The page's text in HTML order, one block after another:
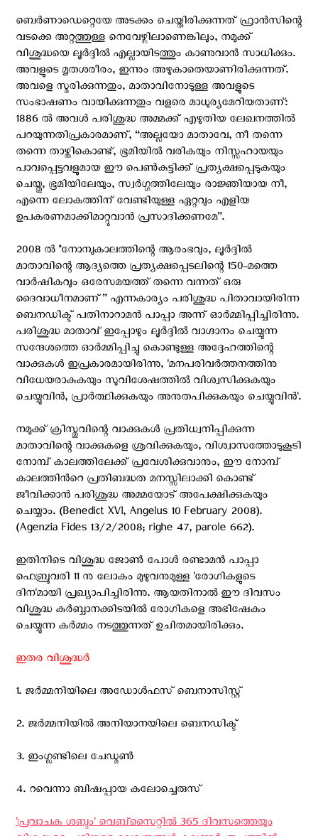
ബെര്‍ണാഡെറ്റെയേ അടക്കം ചെയ്തിരിക്കുന്നത് ഫ്രാന്‍സിന്റെ
വടക്കെ അറ്റത്തുള്ള നെവേഴ്സിലാണെങ്കിലും, നമുക്ക്‌
വിശുദ്ധയെ ലൂര്‍ദ്ദില്‍ എല്ലായിടത്തും കാണുവാന്‍ സാധിക്കും.
അവളുടെ മൃതശരീരം, ഇന്നും അഴുകാതെയാണിരിക്കുന്നത്.
അവളെ സ്മരിക്കുന്നതും, മാതാവിനോടുള്ള അവളുടെ
സംഭാഷണം വായിക്കുന്നതും വളരെ മാധുര്യമേറിയതാണ്:
1886 ല്‍ അവള്‍ പരിശുദ്ധ അമ്മക്ക് എഴുതിയ ലേഖനത്തില്‍
പറയുന്നതിപ്രകാരമാണ്, “അല്ലയോ മാതാവേ, നീ തന്നെ
തന്നെ താഴ്ത്തികൊണ്ട്, ഭൂമിയില്‍ വരികയും നിസ്സഹായയും
പാവപ്പെട്ടവളുമായ ഈ പെണ്‍കുട്ടിക്ക്‌ പ്രത്യക്ഷപ്പെടുകയും
ചെയ്തു, ഭൂമിയിലേയും, സ്വര്‍ഗ്ഗത്തിലേയും രാജ്ഞിയായ നീ,
എന്നെ ലോകത്തിന് വേണ്ടിയുള്ള ഏറ്റവും എളിയ
ഉപകരണമാക്കിമാറ്റുവാന്‍ പ്രസാദിക്കണമേ”.
2008 ല്‍ "നോമ്പുകാലത്തിന്റെ ആരംഭവും, ലൂര്‍ദ്ദില്‍
മാതാവിന്റെ ആദ്യത്തെ പ്രത്യക്ഷപ്പെടലിന്റെ 150-മത്തെ
വാര്‍ഷികവും ഒരേസമയത്ത് തന്നെ വന്നത് ഒരു
ദൈവാധീനമാണ്” എന്നകാര്യം പരിശുദ്ധ പിതാവായിരിന്ന
ബെനഡിക്ട് പതിനാറാമന്‍ പാപ്പാ അന്ന് ഓര്‍മ്മിപ്പിച്ചിരിന്നു.
പരിശുദ്ധ മാതാവ്‌ ഇപ്പോഴും ലൂര്‍ദ്ദില്‍ വാഗ്ദാനം ചെയ്യുന്ന
സന്ദേശത്തെ ഓര്‍മ്മിപ്പിച്ചു കൊണ്ടുള്ള അദ്ദേഹത്തിന്റെ
വാക്കുകള്‍ ഇപ്രകാരമായിരിന്നു, 'മനപരിവര്‍ത്തനത്തിനു
വിധേയരാകുകയും സുവിശേഷത്തില്‍ വിശ്വസിക്കുകയും
ചെയ്യുവിന്‍, പ്രാര്‍ത്ഥിക്കുകയും അനുതപിക്കുകയും ചെയ്യുവിന്‍'.
നമുക്ക്‌ ക്രിസ്തുവിന്റെ വാക്കുകള്‍ പ്രതിധ്വനിപ്പിക്കുന്ന
മാതാവിന്റെ വാക്കുകളെ ശ്രവിക്കുകയും, വിശ്വാസത്തോടുകൂടി
നോമ്പ് കാലത്തിലേക്ക് പ്രവേശിക്കുവാനും, ഈ നോമ്പ്
കാലത്തിന്‍റെ പ്രതിബദ്ധത മനസ്സിലാക്കി കൊണ്ട്
ജീവിക്കാന്‍ പരിശുദ്ധ അമ്മയോട് അപേക്ഷിക്കുകയും
ചെയ്യാം. (Benedict XVI, Angelus 10 February 2008).
(Agenzia Fides 13/2/2008; righe 47, parole 662).
ഇതിനിടെ വിശുദ്ധ ജോണ്‍ പോള്‍ രണ്ടാമന്‍ പാപ്പാ
ഫെബ്രുവരി 11 നു ലോകം മുഴുവനുമുള്ള 'രോഗികളുടെ
ദിന'മായി പ്രഖ്യാപിച്ചിരിന്നു. ആയതിനാല്‍ ഈ ദിവസം
വിശുദ്ധ കുര്‍ബ്ബാനക്കിടയില്‍ രോഗികളെ അഭിഷേകം
ചെയ്യുന്ന കര്‍മ്മം നടത്തുന്നത് ഉചിതമായിരിക്കും.
ഇതര വിശുദ്ധര്‍
1. ജര്‍മ്മനിയിലെ അഡോള്‍ഫസ് ബെനാസിസ്റ്റ്
2. ജര്‍മ്മനിയില്‍ അനിയാനയിലെ ബെനഡിക്ട്
3. ഇംഗ്ലണ്ടിലെ ചേഡ്മണ്‍
4. റവെന്നാ ബിഷപ്പായ കലോച്ചെരുസ്
'പ്രവാചക ശബ്ദം' വെബ്സൈറ്റില്‍ 365 ദിവസത്തെയും